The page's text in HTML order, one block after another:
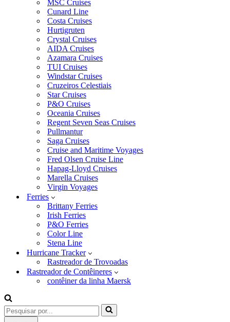
MSC Cruises
Cunard Line
Costa Cruises
Hurtigruten
Crystal Cruises
AIDA Cruises
Azamara Cruises
TUI Cruises
Windstar Cruises
Cruzeiros Celestiais
Star Cruises
P&O Cruises
Oceania Cruises
Regent Seven Seas Cruises
Pullmantur
Saga Cruises
Cruise and Maritime Voyages
Fred Olsen Cruise Line
Hapag-Lloyd Cruises
Marella Cruises
Virgin Voyages
Ferries
Brittany Ferries
Irish Ferries
P&O Ferries
Color Line
Stena Line
Hurricane Tracker
Rastreador de Trovoadas
Rastreador de Contêineres
contêiner da linha Maersk
Pesquisar
por...